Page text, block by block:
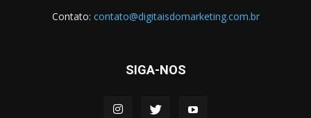
Contato: contato@digitaisdomarketing.com.br
SIGA-NOS